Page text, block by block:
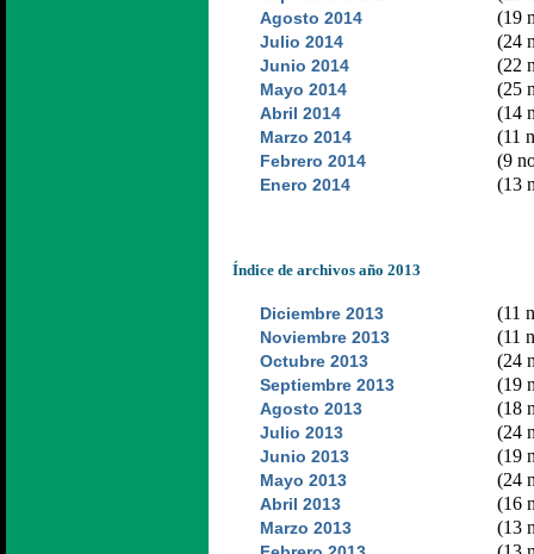
Agosto 2014 (19
Julio 2014 (24
Junio 2014 (22
Mayo 2014 (25
Abril 2014 (14
Marzo 2014 (11
Febrero 2014 (9
Enero 2014 (13
Índice de archivos año 2013
Diciembre 2013 (11
Noviembre 2013 (11
Octubre 2013 (24
Septiembre 2013 (19
Agosto 2013 (18
Julio 2013 (24
Junio 2013 (19
Mayo 2013 (24
Abril 2013 (16
Marzo 2013 (13